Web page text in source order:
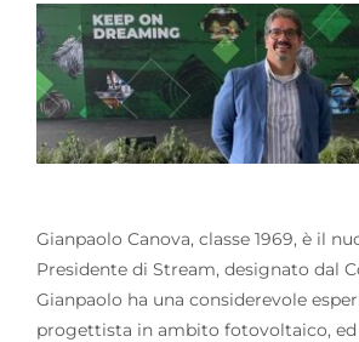
Gianpaolo Canova, classe 1969, è il
Presidente di Stream, designato dal
Gianpaolo ha una considerevole
progettista in ambito fotovoltaico, ed